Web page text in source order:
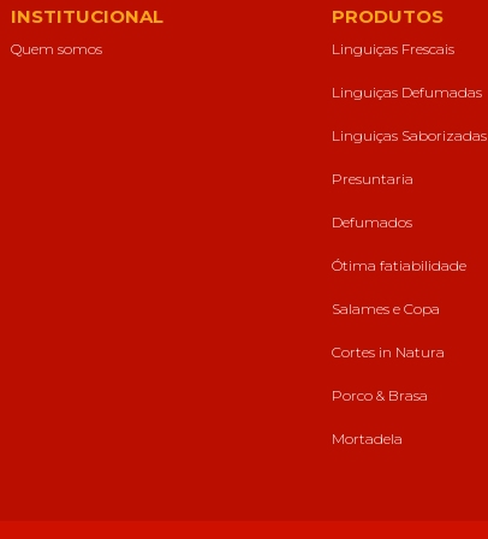
INSTITUCIONAL
Quem somos
PRODUTOS
Linguiças Frescais
Linguiças Defumadas
Linguiças Saborizadas
Presuntaria
Defumados
Ótima fatiabilidade
Salames e Copa
Cortes in Natura
Porco & Brasa
Mortadela
site é utilizado.
Eu aceito os
Cookies de
Desempenho
Para que o
o melhor
funcionalidades
do website.